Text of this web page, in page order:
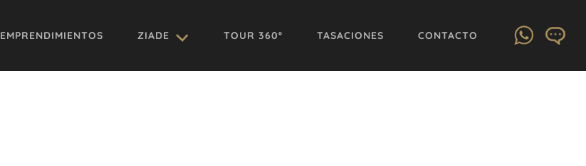
EMPRENDIMIENTOS ZIADE TOUR 360º TASACIONES CONTACTO